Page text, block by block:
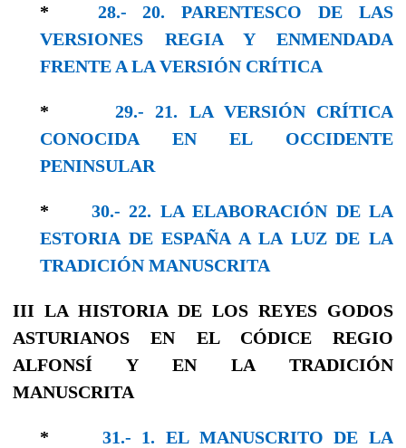
* 28.- 20. PARENTESCO DE LAS
VERSIONES REGIA Y ENMENDADA
FRENTE A LA VERSIÓN CRÍTICA
*29.- 21. LA VERSIÓN CRÍTICA
CONOCIDA EN EL OCCIDENTE
PENINSULAR
* 30.- 22. LA ELABORACIÓN DE LA
ESTORIA DE ESPAÑA A LA LUZ DE LA
TRADICIÓN MANUSCRITA
III LA HISTORIA DE LOS REYES GODOS
ASTURIANOS
EN EL CÓDICE REGIO
ALFONSÍ Y EN LA
TRADICIÓN
MANUSCRITA
* 31.- 1. EL MANUSCRITO DE LA